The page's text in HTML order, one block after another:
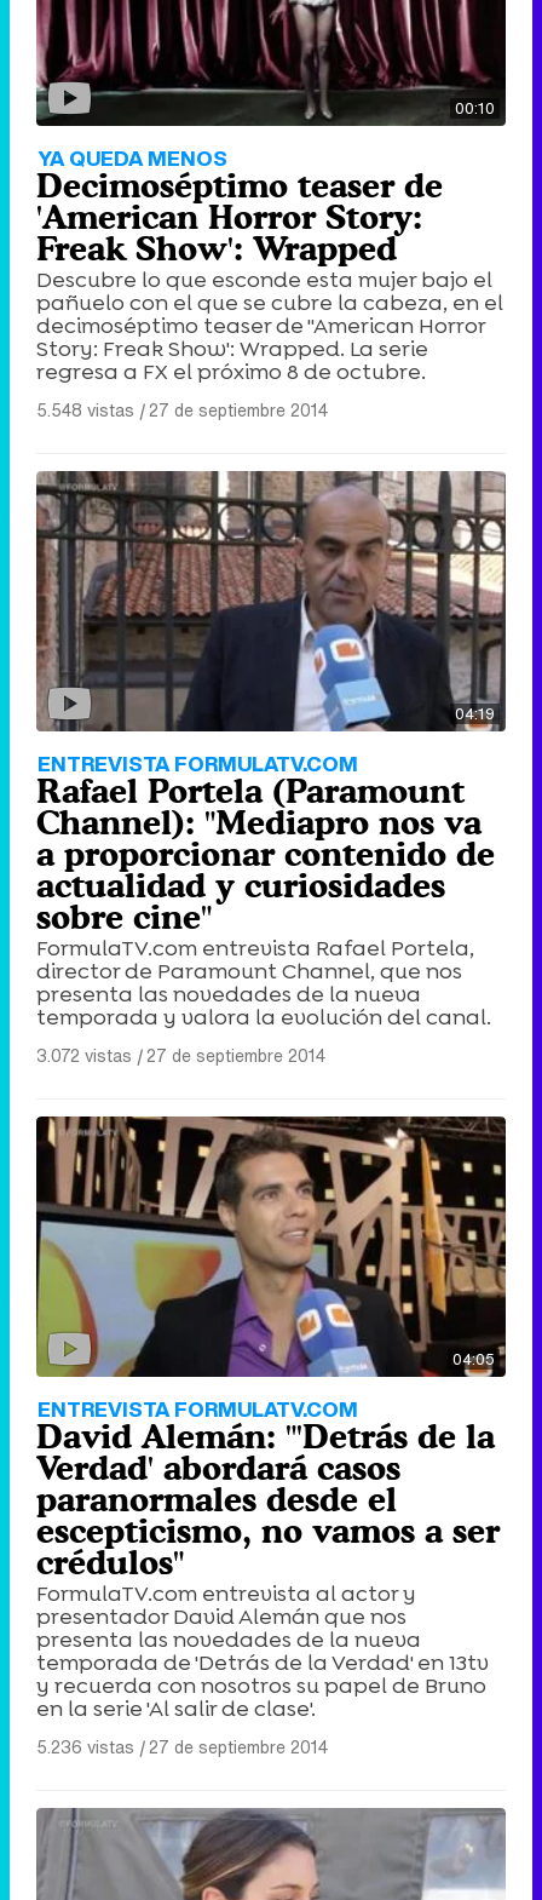
00:10
YA QUEDA MENOS
Decimoséptimo teaser de
'American Horror Story:
Freak Show': Wrapped
Descubre lo que esconde esta mujer bajo el
pañuelo con el que se cubre la cabeza, en el
decimoséptimo teaser de ''American Horror
Story: Freak Show': Wrapped. La serie
regresa a FX el próximo 8 de octubre.
5.548 vistas |27 de septiembre 2014
04:19
ENTREVISTA FORMULATV.COM
Rafael Portela (Paramount
Channel): "Mediapro nos va
a proporcionar contenido de
actualidad y curiosidades
sobre cine"
FormulaTV.com entrevista Rafael Portela,
director de Paramount Channel, que nos
presenta las novedades de la nueva
temporada y valora la evolución del canal.
3.072 vistas |27 de septiembre 2014
04:05
ENTREVISTA FORMULATV.COM
David Alemán: "'Detrás de la
Verdad' abordará casos
paranormales desde el
escepticismo, no vamos a ser
crédulos"
FormulaTV.com entrevista al actor y
presentador David Alemán que nos
presenta las novedades de la nueva
temporada de 'Detrás de la Verdad' en 13tv
y recuerda con nosotros su papel de Bruno
en la serie 'Al salir de clase'.
5.236 vistas |27 de septiembre 2014